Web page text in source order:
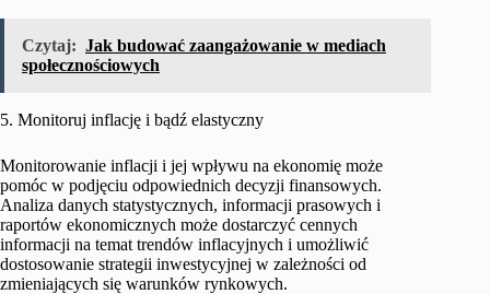
Czytaj: Jak budować zaangażowanie w mediach
społecznościowych
5. Monitoruj inflację i bądź elastyczny
Monitorowanie inflacji i jej wpływu na ekonomię może
pomóc w podjęciu odpowiednich decyzji finansowych.
Analiza danych statystycznych, informacji prasowych i
raportów ekonomicznych może dostarczyć cennych
informacji na temat trendów inflacyjnych i umożliwić
dostosowanie strategii inwestycyjnej w zależności od
zmieniających się warunków rynkowych.